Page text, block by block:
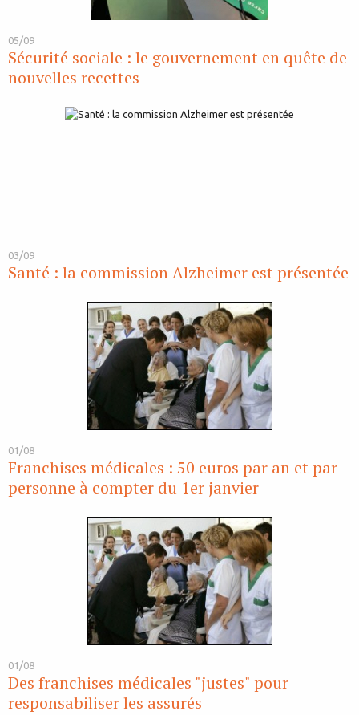
05/09
Sécurité sociale : le gouvernement en quête de
nouvelles recettes
03/09
Santé : la commission Alzheimer est présentée
01/08
Franchises médicales : 50 euros par an et par
personne à compter du 1er janvier
01/08
Des franchises médicales "justes" pour
responsabiliser les assurés